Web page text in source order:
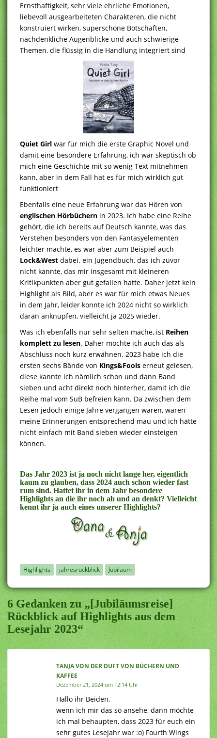
Ernsthaftigkeit, sehr viele ehrliche Emotionen,
liebevoll ausgearbeiteten Charakteren, die nicht
konstruiert wirken, superschöne Botschaften,
nachdenkliche Augenblicke und auch schwierige
Themen, die flüssig in die Handlung integriert sind
Quiet Girl war für mich die erste Graphic Novel und
damit eine besondere Erfahrung, ich war skeptisch ob
mich eine Geschichte mit so wenig Text mitnehmen
kann, aber in dem Fall hat es für mich wirklich gut
funktioniert
Ebenfalls eine neue Erfahrung war das Hören von
englischen Hörbüchern in 2023. Ich habe eine Reihe
gehört, die ich bereits auf Deutsch kannte, was das
Verstehen besonders von den Fantasyelementen
leichter machte, es war aber zum Beispiel auch
Lock&West dabei. ein Jugendbuch, das ich zuvor
nicht kannte, das mir insgesamt mit kleineren
Kritikpunkten aber gut gefallen hatte. Daher jetzt kein
Highlight als Bild, aber es war für mich etwas Neues
in dem Jahr, leider konnte ich 2024 nicht so wirklich
daran anknüpfen, vielleicht ja 2025 wieder.
Was ich ebenfalls nur sehr selten mache, ist Reihen
komplett zu lesen. Daher möchte ich auch das als
Abschluss noch kurz erwähnen. 2023 habe ich die
ersten sechs Bände von Kings&Fools erneut gelesen,
diese kannte ich nämlich schon und dann Band
sieben und acht direkt noch hinterher, damit ich die
Reihe mal vom SuB befreien kann. Da zwischen dem
Lesen jedoch einige Jahre vergangen waren, waren
meine Erinnerungen entsprechend mau und ich hätte
nicht einfach mit Band sieben wieder einsteigen
können.
Das Jahr 2023 ist ja noch nicht lange her, eigentlich
kaum zu glauben, dass 2024 auch schon wieder fast
rum sind. Hattet ihr in dem Jahr besondere
Highlights an die ihr noch ab und an denkt? Vielleicht
kennt ihr ja auch eines unserer Highlights?
Highlights jahresrückblick Jubiläum
6 Gedanken zu „[Jubiläumsreise]
Rückblick auf Highlights aus dem
Lesejahr 2023“
TANJA VON DER DUFT VON BÜCHERN UND
KAFFEE
Dezember 21, 2024 um 12:14 Uhr
Hallo ihr Beiden,
wenn ich mir das so ansehe, dann möchte
ich mal behaupten, dass 2023 für euch ein
sehr gutes Lesejahr war :o) Fourth Wings